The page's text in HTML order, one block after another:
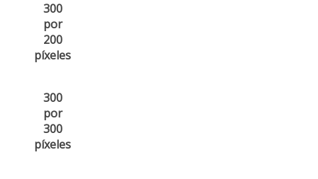
300
por
200
píxeles
300
por
300
píxeles